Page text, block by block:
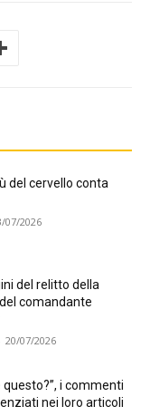
del cervello conta
07/2026
del relitto della
comandante
20/07/2026
i commenti
nei loro articoli